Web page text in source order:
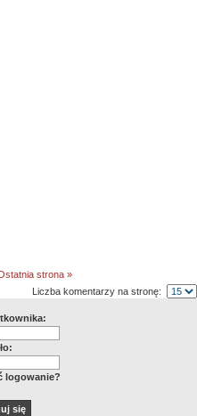
strona »
Liczba komentarzy na stronę:
logowanie?